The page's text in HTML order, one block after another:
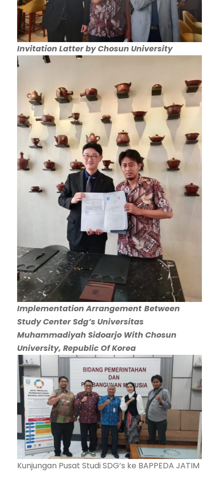
Invitation Latter by Chosun University
Implementation Arrangement Between
Study Center Sdg’s Universitas
Muhammadiyah Sidoarjo With Chosun
University, Republic Of Korea
Kunjungan Pusat Studi SDG’s ke BAPPEDA JATIM